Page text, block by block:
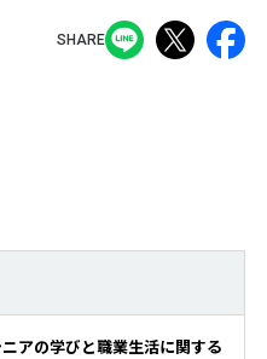
SHARE
アの学びと職業生活に関する